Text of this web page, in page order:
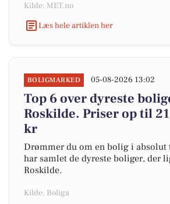
Kilde: MET.no
Læs hele artiklen her
BOLIGMARKED 05-08-2026 13:02
Top 6 over dyreste
Roskilde. Priser op til
kr
Drømmer du om en bolig i absolut
har samlet de dyreste boliger, der
Roskilde.
Kilde: Boliga